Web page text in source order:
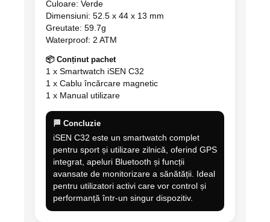
Culoare: Verde
Dimensiuni: 52.5 x 44 x 13 mm
Greutate: 59.7g
Waterproof: 2 ATM
📦 Conținut pachet
1 x Smartwatch iSEN C32
1 x Cablu încărcare magnetic
1 x Manual utilizare
🏁 Concluzie
iSEN C32 este un smartwatch complet
pentru sport și utilizare zilnică, oferind GPS
integrat, apeluri Bluetooth și funcții
avansate de monitorizare a sănătății. Ideal
pentru utilizatori activi care vor control și
performanță într-un singur dispozitiv.